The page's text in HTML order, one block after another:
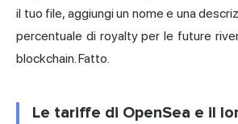
il tuo file, aggiungi un nome e una
percentuale di royalty per le future
blockchain. Fatto.
Le tariffe di OpenSea e il